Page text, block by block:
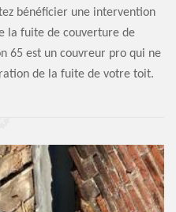
bénéficier une intervention
la fuite de couverture de
65 est un couvreur pro qui ne
de la fuite de votre toit.